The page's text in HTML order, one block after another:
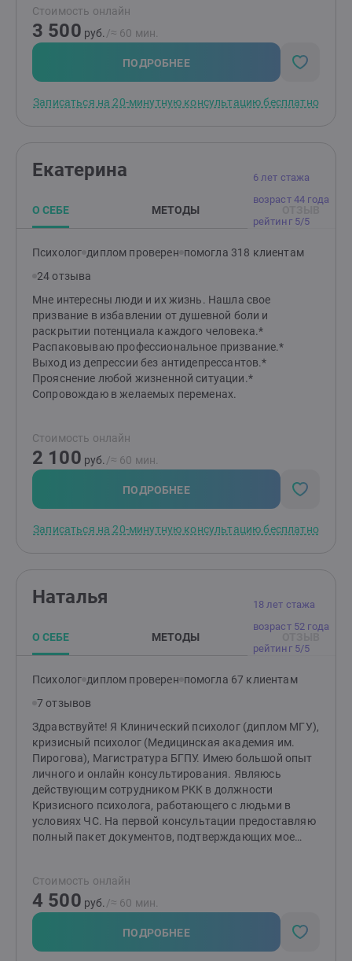
результате: · 6 лет активной частной практики
индивидуального консультирования. · Более 450
часов работы на телефоне кризисной помощи — умею
поддерживать в сложных состояниях. · 10 лет в HR
— отлично понимаю контекст рабочих конфликтов,
· Регулярно повышаю квалификацию в схема-
Стоимость онлайн
3 500 руб. /≈ 60 мин.
ПОДРОБНЕЕ
Записаться на 20-минутную консультацию бесплатно
6 лет стажа
возраст 44 года
рейтинг 5/5
Екатерина
О СЕБЕ МЕТОДЫ
Психолог диплом проверен помогла 318 клиентам
24 отзыва
Мне интересны люди и их жизнь. Нашла свое
призвание в избавлении от душевной боли и
раскрытии потенциала каждого человека.*
Распаковываю профессиональное призвание.*
Выход из депрессии без антидепрессантов.*
Прояснение любой жизненной ситуации.*
Сопровождаю в желаемых переменах.
Стоимость онлайн
2 100 руб. /≈ 60 мин.
ПОДРОБНЕЕ
Записаться на 20-минутную консультацию бесплатно
18 лет стажа
возраст 52 года
рейтинг 5/5
Наталья
О СЕБЕ МЕТОДЫ
Психолог диплом проверен помогла 67 клиентам
7 отзывов
Здравствуйте! Я Клинический психолог (диплом МГУ),
кризисный психолог (Медицинская академия им.
Пирогова), Магистратура БГПУ. Имею большой опыт
личного и онлайн консультирования. Являюсь
действующим сотрудником РКК в должности
Кризисного психолога, работающего с людьми в
условиях ЧС. На первой консультации предоставляю
полный пакет документов, подтверждающих мое
- главные принципы в работе. Устали от постоянного
стресса и тревоги? Ищете помощи в решении
проблем, которые мешают вам полноценно жить?
Жизнь не всегда бывает легкой и гладкой. Иногда мы
оказываемся перед сложными ситуациями, когда
Стоимость онлайн
4 500 руб. /≈ 60 мин.
ПОДРОБНЕЕ